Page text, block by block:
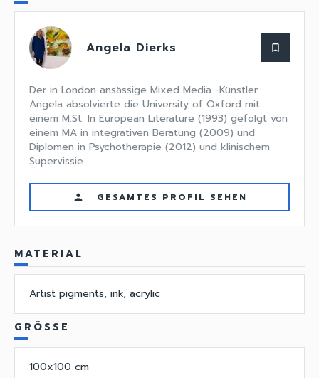
Angela Dierks bookmark_border
Der in London ansässige Mixed Media -Künstler
Angela absolvierte die University of Oxford mit
einem M.St. In European Literature (1993) gefolgt von
einem MA in integrativen Beratung (2009) und
Diplomen in Psychotherapie (2012) und klinischem
Supervissie ...
person GESAMTES PROFIL SEHEN
MATERIAL
Artist pigments, ink, acrylic
GRÖSSE
100x100 cm